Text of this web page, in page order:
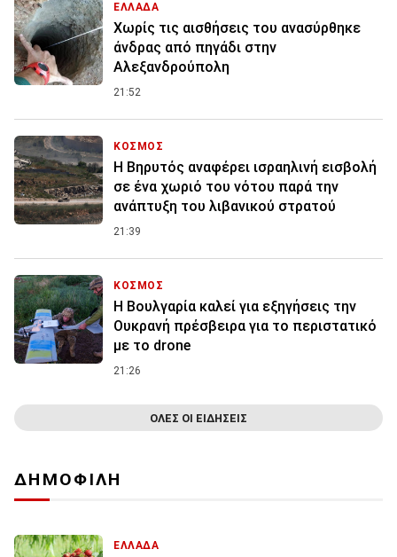
ΕΛΛΑΔΑ
Χωρίς τις αισθήσεις του ανασύρθηκε
άνδρας από πηγάδι στην
Αλεξανδρούπολη
21:52
ΚΟΣΜΟΣ
Η Βηρυτός αναφέρει ισραηλινή εισβολή
σε ένα χωριό του νότου παρά την
ανάπτυξη του λιβανικού στρατού
21:39
ΚΟΣΜΟΣ
Η Βουλγαρία καλεί για εξηγήσεις την
Ουκρανή πρέσβειρα για το περιστατικό
με το drone
21:26
ΟΛΕΣ ΟΙ ΕΙΔΗΣΕΙΣ
ΔΗΜΟΦΙΛΗ
ΕΛΛΑΔΑ